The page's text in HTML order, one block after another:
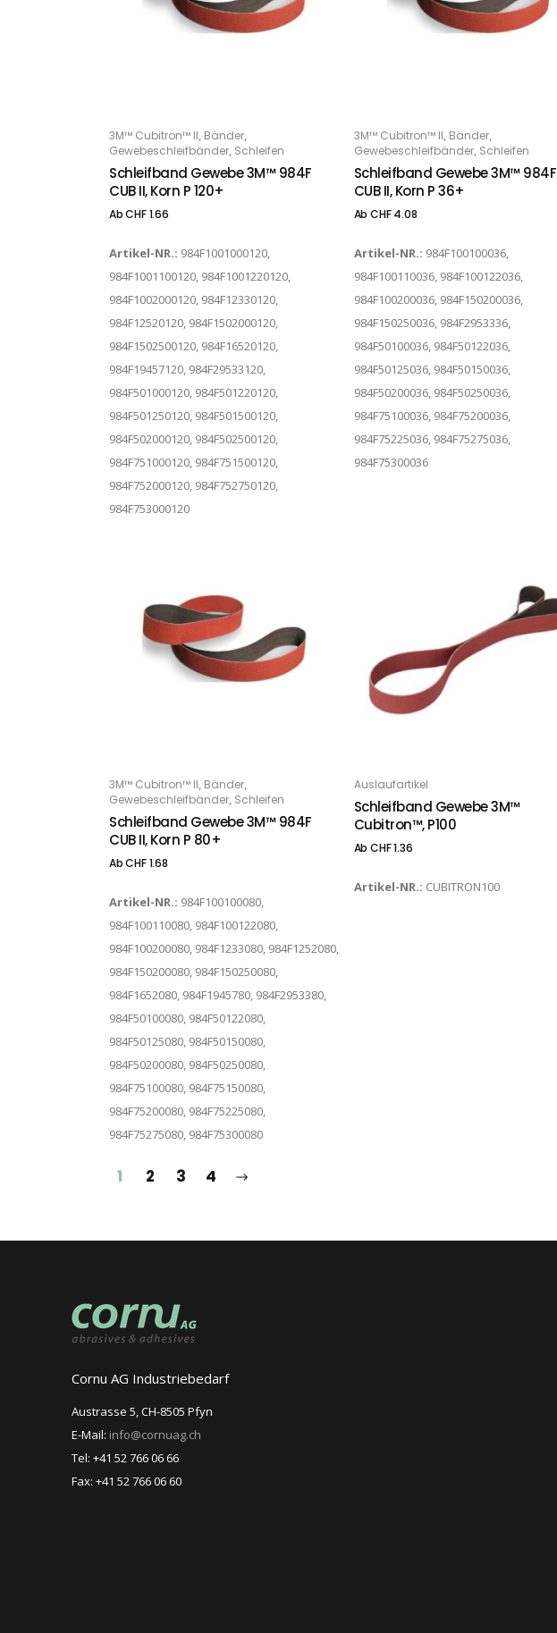
OPTIONS
3M™ Cubitron™ II, Bänder,
Gewebeschleifbänder, Schleifen
Schleifband Gewebe 3M™ 984F
CUB II, Korn P 120+
AbCHF1.66
Artikel-NR.: 984F1001000120,
984F1001100120, 984F1001220120,
984F1002000120, 984F12330120,
984F12520120, 984F1502000120,
984F1502500120, 984F16520120,
984F19457120, 984F29533120,
984F501000120, 984F501220120,
984F501250120, 984F501500120,
984F502000120, 984F502500120,
984F751000120, 984F751500120,
984F752000120, 984F752750120,
984F753000120
OPTIONS
3M™ Cubitron™ II, Bänder,
Gewebeschleifbänder, Schleifen
Schleifband Gewebe 3M™ 984F
CUB II, Korn P 36+
AbCHF4.08
Artikel-NR.: 984F100100036,
984F100110036, 984F100122036,
984F100200036, 984F150200036,
984F150250036, 984F2953336,
984F50100036, 984F50122036,
984F50125036, 984F50150036,
984F50200036, 984F50250036,
984F75100036, 984F75200036,
984F75225036, 984F75275036,
984F75300036
OPTIONS
3M™ Cubitron™ II, Bänder,
Gewebeschleifbänder, Schleifen
Schleifband Gewebe 3M™ 984F
CUB II, Korn P 80+
AbCHF1.68
Artikel-NR.: 984F100100080,
984F100110080, 984F100122080,
984F100200080, 984F1233080, 984F1252080,
984F150200080, 984F150250080,
984F1652080, 984F1945780, 984F2953380,
984F50100080, 984F50122080,
984F50125080, 984F50150080,
984F50200080, 984F50250080,
984F75100080, 984F75150080,
984F75200080, 984F75225080,
984F75275080, 984F75300080
OPTIONS
Auslaufartikel
Schleifband Gewebe 3M™
Cubitron™, P100
AbCHF1.36
Artikel-NR.: CUBITRON100
1 2 3 4
Cornu AG Industriebedarf
Austrasse 5, CH-8505 Pfyn
E-Mail: info@cornuag.ch
Tel: +41 52 766 06 66
Fax: +41 52 766 06 60